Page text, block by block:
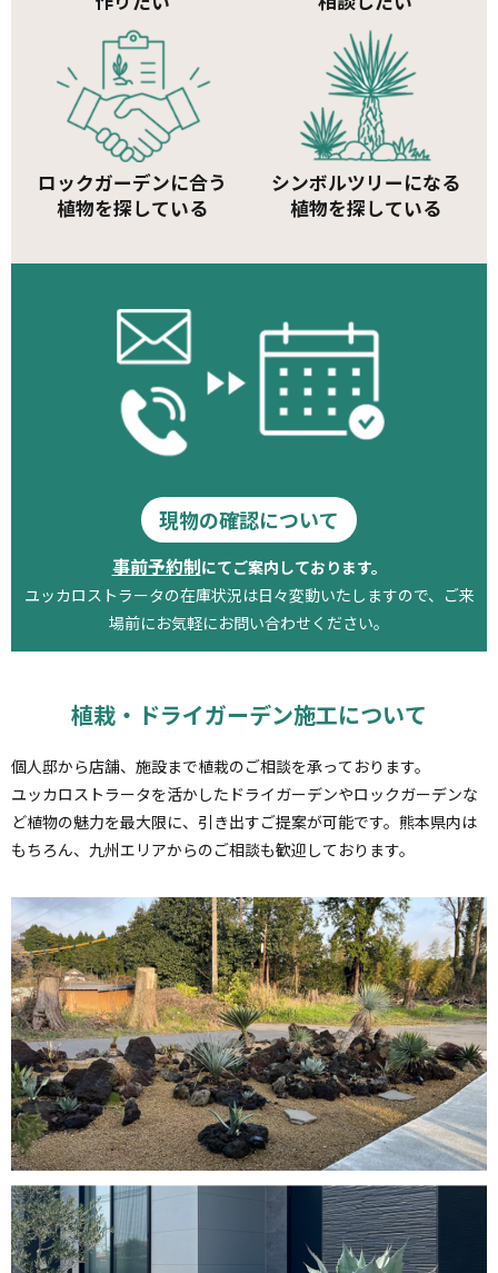
ロックガーデンに合う
植物を探している
シンボルツリーになる
植物を探している
現物の確認について
事前予約制にてご案内しております。
ユッカロストラータの在庫状況は日々変動いたしますので、ご来
場前にお気軽にお問い合わせください。
植栽・ドライガーデン施工について
個人邸から店舗、施設まで植栽のご相談を承っております。
ユッカロストラータを活かしたドライガーデンやロックガーデンな
ど植物の魅力を最大限に、 引き出すご提案が可能です。熊本県内は
もちろん、九州エリアからのご相談も歓迎しております。